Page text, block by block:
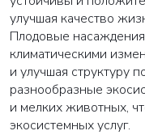
улучшая качество
Плодовые
климатическими
и улучшая структуру
разнообразные
и мелких животных,
экосистемных услуг.